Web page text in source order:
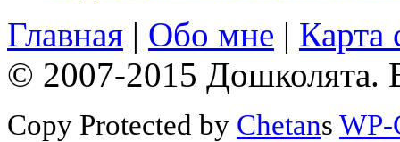
Главная | Обо мне | Карта
© 2007-2015 Дошколята.
Copy Protected by Chetans WP-